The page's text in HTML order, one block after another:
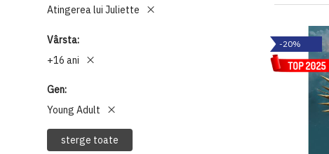
Atingerea lui Juliette
Vârsta
+16 ani
Gen
Young Adult
sterge toate
-20%